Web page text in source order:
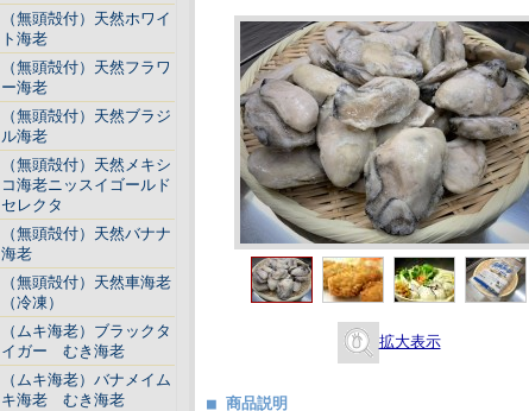
（無頭殻付）天然ホワイ
ト海老
（無頭殻付）天然フラワ
ー海老
（無頭殻付）天然ブラジ
ル海老
（無頭殻付）天然メキシ
コ海老ニッスイゴールド
セレクタ
（無頭殻付）天然バナナ
海老
（無頭殻付）天然車海老
（冷凍）
（ムキ海老）ブラックタ
イガー むき海老
（ムキ海老）バナメイム
キ海老 むき海老
拡大表示
■ 商品説明